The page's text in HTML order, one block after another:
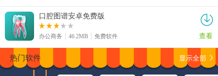
口腔图谱安卓免费版
办公商务 46.2MB 免费软件 查看
热门软件 显示全部